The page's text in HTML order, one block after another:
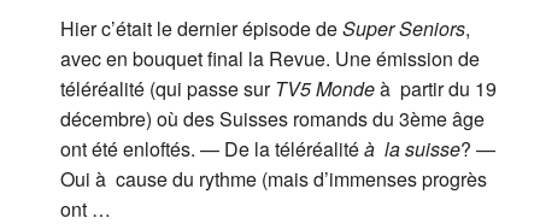
Hier c’était le dernier épisode deSuper Seniors,
avec en bouquet final la Revue. Une émission de
téléréalité (qui passe surTV5 Mondeà partir du 19
décembre) où des Suisses romands du 3ème âge
ont été enloftés. — De la téléréalitéà la suisse? —
Oui à cause du rythme (mais d’immenses progrès
ont …